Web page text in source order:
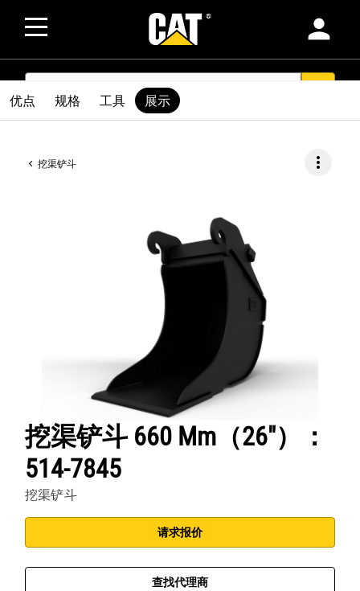
person
SEARCH
挖渠铲斗 more_vert
挖渠铲斗 660 Mm（26"）：
514-7845
挖渠铲斗
请求报价
查找代理商
优点 规格 工具 展示